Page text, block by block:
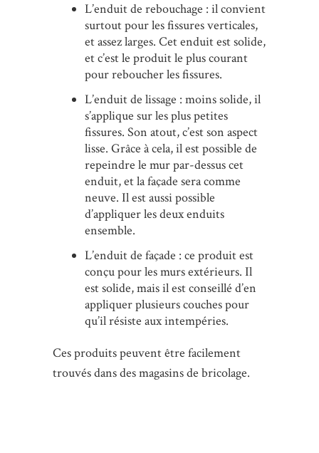
L’enduit de rebouchage : il convient
surtout pour les fissures verticales,
et assez larges. Cet enduit est solide,
et c’est le produit le plus courant
pour reboucher les fissures.
L’enduit de lissage : moins solide, il
s’applique sur les plus petites
fissures. Son atout, c’est son aspect
lisse. Grâce à cela, il est possible de
repeindre le mur par-dessus cet
enduit, et la façade sera comme
neuve. Il est aussi possible
d’appliquer les deux enduits
ensemble.
L’enduit de façade : ce produit est
conçu pour les murs extérieurs. Il
est solide, mais il est conseillé d’en
appliquer plusieurs couches pour
qu’il résiste aux intempéries.
Ces produits peuvent être facilement
trouvés dans des magasins de bricolage.